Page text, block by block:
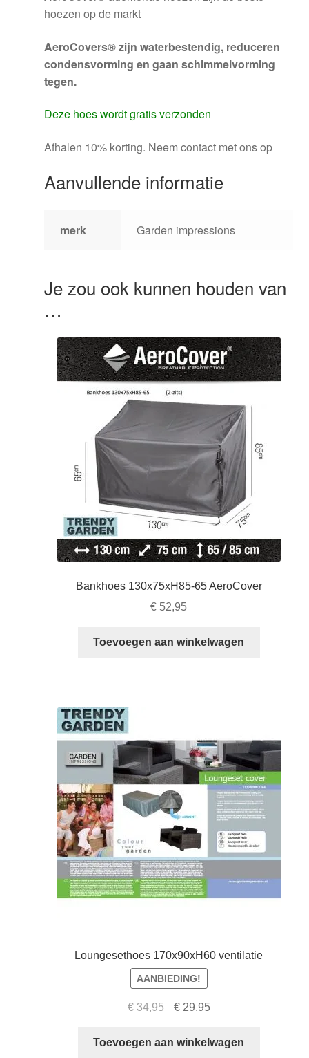
hoezen op de markt
AeroCovers® zijn waterbestendig, reduceren
condensvorming en gaan schimmelvorming
tegen.
Deze hoes wordt gratis verzonden
Afhalen 10% korting. Neem contact met ons op
Aanvullende informatie
merk Garden impressions
Je zou ook kunnen houden van
…
Bankhoes 130x75xH85-65 AeroCover
€ 52,95
Toevoegen aan winkelwagen
Loungesethoes 170x90xH60 ventilatie
AANBIEDING!
€34,95
Oorspronkelijke
was:
€29,95Huidige
is:
Toevoegen aan winkelwagen